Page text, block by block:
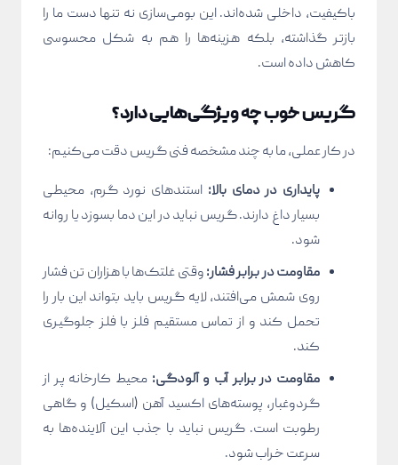
باکیفیت، داخلی شده‌اند. این بومی‌سازی نه تنها دست ما را
بازتر گذاشته، بلکه هزینه‌ها را هم به شکل محسوسی
کاهش داده است.
گریس خوب چه ویژگی‌هایی دارد؟
در کار عملی، ما به چند مشخصه فنی گریس دقت می‌کنیم:
پایداری در دمای بالا: استندهای نورد گرم، محیطی
بسیار داغ دارند. گریس نباید در این دما بسوزد یا روانه
شود.
مقاومت در برابر فشار:وقتی غلتک‌ها با هزاران تن فشار
روی شمش می‌افتند، لایه گریس باید بتواند این بار را
تحمل کند و از تماس مستقیم فلز با فلز جلوگیری
کند.
مقاومت در برابر آب و آلودگی: محیط کارخانه پر از
گردوغبار، پوسته‌های اکسید آهن (اسکیل) و گاهی
رطوبت است. گریس نباید با جذب این آلاینده‌ها به
سرعت خراب شود.